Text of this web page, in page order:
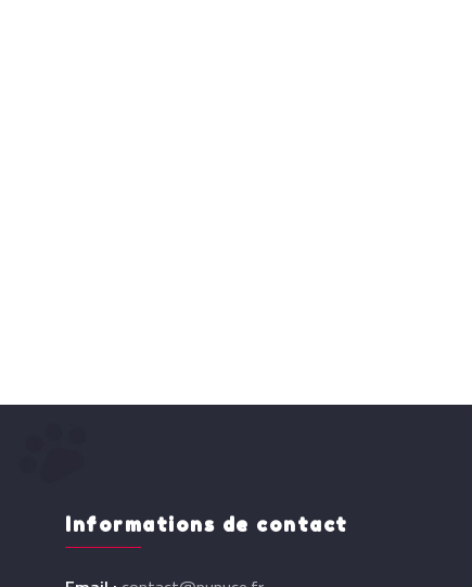
Informations de contact